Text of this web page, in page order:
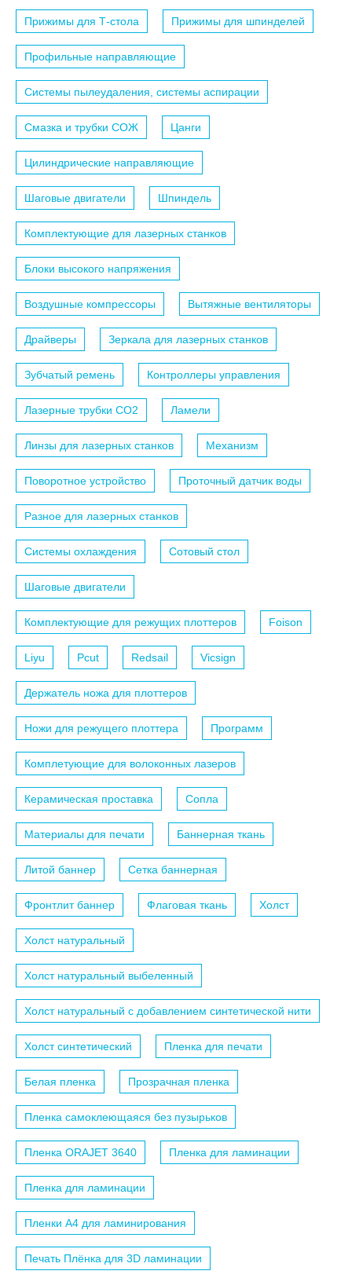
Прижимы для Т-стола Прижимы для шпинделей
Профильные направляющие
Системы пылеудаления, системы аспирации
Смазка и трубки СОЖ Цанги
Цилиндрические направляющие
Шаговые двигатели Шпиндель
Комплектующие для лазерных станков
Блоки высокого напряжения
Воздушные компрессоры Вытяжные вентиляторы
Драйверы Зеркала для лазерных станков
Зубчатый ремень Контроллеры управления
Лазерные трубки СО2 Ламели
Линзы для лазерных станков Механизм
Поворотное устройство Проточный датчик воды
Разное для лазерных станков
Системы охлаждения Сотовый стол
Шаговые двигатели
Комплектующие для режущих плоттеров Foison
Liyu Pcut Redsail Vicsign
Держатель ножа для плоттеров
Ножи для режущего плоттера Программ
Комплетующие для волоконных лазеров
Керамическая проставка Сопла
Материалы для печати Баннерная ткань
Литой баннер Сетка баннерная
Фронтлит баннер Флаговая ткань Холст
Холст натуральный
Холст натуральный выбеленный
Холст натуральный с добавлением синтетической нити
Холст синтетический Пленка для печати
Белая пленка Прозрачная пленка
Пленка самоклеющаяся без пузырьков
Пленка ORAJET 3640 Пленка для ламинации
Пленка для ламинации
Пленки A4 для ламинирования
Печать Плёнка для 3D ламинации